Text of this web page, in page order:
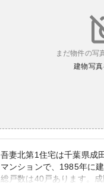
まだ物件の写
建物写
吾妻北第1住宅は千葉県成
マンションで、1985年に
総戸数は40戸あります。